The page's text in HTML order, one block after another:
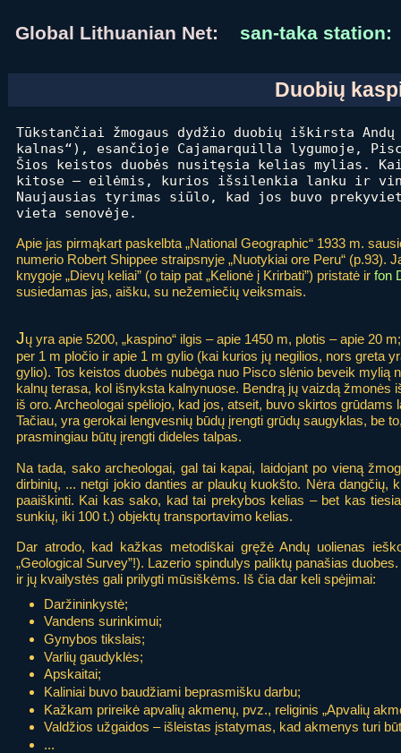
Global Lithuanian Net: san-taka station:
Duobių
Tūkstančiai žmogaus dydžio duobių iškirsta
kalnas“), esančioje Cajamarquilla lygumoje,
Šios keistos duobės nusitęsia kelias mylias.
kitose – eilėmis, kurios išsilenkia lanku ir
Naujausias tyrimas siūlo, kad jos buvo
vieta senovėje.
Apie jas pirmąkart paskelbta „National Geographic“ 1933 m.
numerio Robert Shippee straipsnyje „Nuotykiai ore Peru“ (p.93).
knygoje „Dievų keliai” (o taip pat „Kelionė į Krirbati”) pristatė ir fon
susiedamas jas, aišku, su nežemiečių veiksmais.
Jų yra apie 5200, „kaspino“ ilgis – apie 1450 m, plotis – apie 20
per 1 m pločio ir apie 1 m gylio (kai kurios jų negilios, nors greta
gylio). Tos keistos duobės nubėga nuo Pisco slėnio beveik mylią
kalnų terasa, kol išnyksta kalnynuose. Bendrą jų vaizdą žmonės
iš oro. Archeologai spėliojo, kad jos, atseit, buvo skirtos grūdams
Tačiau, yra gerokai lengvesnių būdų įrengti grūdų saugyklas, be
prasmingiau būtų įrengti dideles talpas.
Na tada, sako archeologai, gal tai kapai, laidojant po vieną
dirbinių, ... netgi jokio danties ar plaukų kuokšto. Nėra dangčių,
paaiškinti. Kai kas sako, kad tai prekybos kelias – bet kas
sunkių, iki 100 t.) objektų transportavimo kelias.
Dar atrodo, kad kažkas metodiškai gręžė Andų uolienas
„Geological Survey”!). Lazerio spindulys paliktų panašias
ir jų kvailystės gali prilygti mūsiškėms. Iš čia dar keli spėjimai:
Daržininkystė;
Vandens surinkimui;
Gynybos tikslais;
Varlių gaudyklės;
Apskaitai;
Kaliniai buvo baudžiami beprasmišku darbu;
Kažkam prireikė apvalių akmenų, pvz., religinis „Apvalių
Valdžios užgaidos – išleistas įstatymas, kad akmenys turi
...